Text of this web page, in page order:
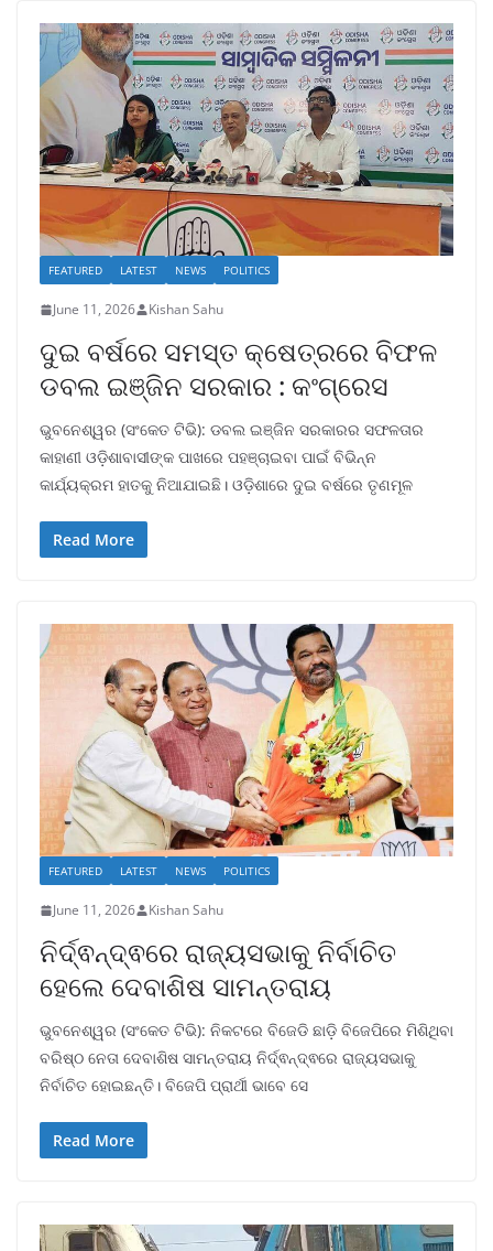
FEATURED LATEST NEWS POLITICS
June 11, 2026 Kishan Sahu
ଦୁଇ ବର୍ଷରେ ସମସ୍ତ କ୍ଷେତ୍ରରେ ବିଫଳ
ଡବଲ ଇଞ୍ଜିନ ସରକାର : କଂଗ୍ରେସ
ଭୁବନେଶ୍ୱର (ସଂକେତ ଟିଭି): ଡବଲ ଇଞ୍ଜିନ ସରକାରର ସଫଳତାର
କାହାଣୀ ଓଡ଼ିଶାବାସୀଙ୍କ ପାଖରେ ପହଞ୍ଚାଇବା ପାଇଁ ବିଭିନ୍ନ
କାର୍ଯ୍ୟକ୍ରମ ହାତକୁ ନିଆଯାଇଛି। ଓଡ଼ିଶାରେ ଦୁଇ ବର୍ଷରେ ତୃଣମୂଳ
Read More
FEATURED LATEST NEWS POLITICS
June 11, 2026 Kishan Sahu
ନିର୍ଦ୍ଵନ୍ଦ୍ଵରେ ରାଜ୍ୟସଭାକୁ ନିର୍ବାଚିତ
ହେଲେ ଦେବାଶିଷ ସାମନ୍ତରାୟ
ଭୁବନେଶ୍ୱର (ସଂକେତ ଟିଭି): ନିକଟରେ ବିଜେଡି ଛାଡ଼ି ବିଜେପିରେ ମିଶିଥିବା
ବରିଷ୍ଠ ନେତା ଦେବାଶିଷ ସାମନ୍ତରାୟ ନିର୍ଦ୍ଵନ୍ଦ୍ଵରେ ରାଜ୍ୟସଭାକୁ
ନିର୍ବାଚିତ ହୋଇଛନ୍ତି। ବିଜେପି ପ୍ରାର୍ଥୀ ଭାବେ ସେ
Read More